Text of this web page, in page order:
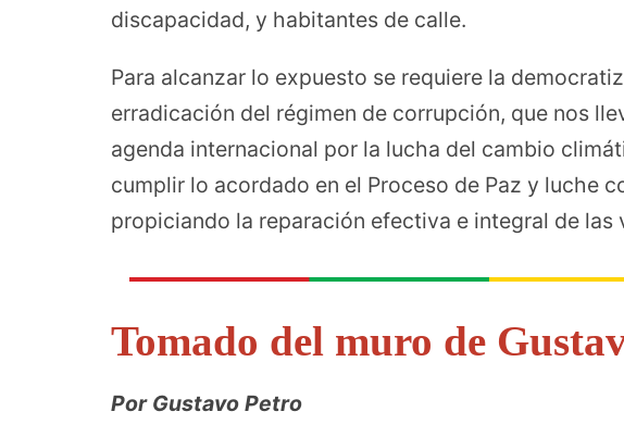
discapacidad, y habitantes de calle.
Para alcanzar lo expuesto se requiere la
erradicación del régimen de corrupción, que nos
agenda internacional por la lucha del cambio
cumplir lo acordado en el Proceso de Paz y luche
propiciando la reparación efectiva e integral de las
Tomado del muro de
Por Gustavo Petro